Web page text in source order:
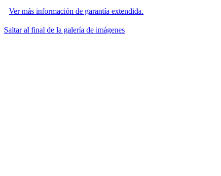
Ver más información de garantía extendida.
Saltar al final de la galería de imágenes